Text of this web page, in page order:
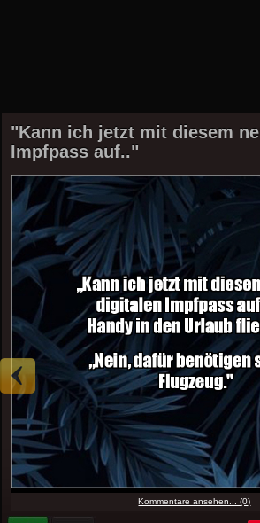
"Kann ich jetzt mit diesem
Impfpass auf.."
Kommentare ansehen... (0)